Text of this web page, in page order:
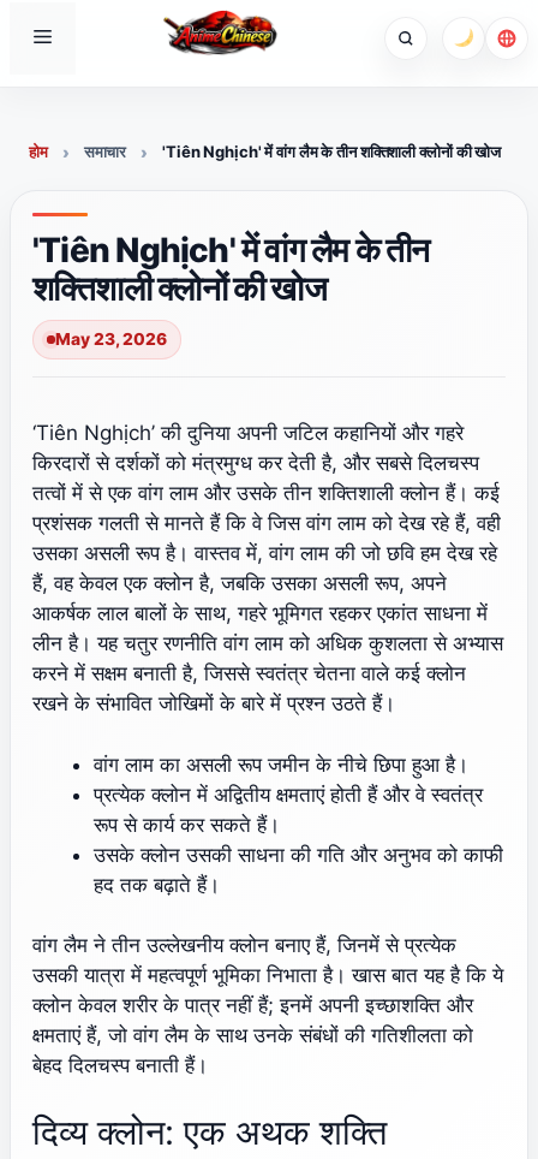
Menu
होम समाचार 'Tiên Nghịch' में वांग लैम के तीन शक्तिशाली क्लोनों की खोज
'Tiên Nghịch' में वांग लैम के तीन
शक्तिशाली क्लोनों की खोज
May 23, 2026
‘Tiên Nghịch’ की दुनिया अपनी जटिल कहानियों और गहरे
किरदारों से दर्शकों को मंत्रमुग्ध कर देती है, और सबसे दिलचस्प
तत्वों में से एक वांग लाम और उसके तीन शक्तिशाली क्लोन हैं। कई
प्रशंसक गलती से मानते हैं कि वे जिस वांग लाम को देख रहे हैं, वही
उसका असली रूप है। वास्तव में, वांग लाम की जो छवि हम देख रहे
हैं, वह केवल एक क्लोन है, जबकि उसका असली रूप, अपने
आकर्षक लाल बालों के साथ, गहरे भूमिगत रहकर एकांत साधना में
लीन है। यह चतुर रणनीति वांग लाम को अधिक कुशलता से अभ्यास
करने में सक्षम बनाती है, जिससे स्वतंत्र चेतना वाले कई क्लोन
रखने के संभावित जोखिमों के बारे में प्रश्न उठते हैं।
वांग लाम का असली रूप जमीन के नीचे छिपा हुआ है।
प्रत्येक क्लोन में अद्वितीय क्षमताएं होती हैं और वे स्वतंत्र
रूप से कार्य कर सकते हैं।
उसके क्लोन उसकी साधना की गति और अनुभव को काफी
हद तक बढ़ाते हैं।
वांग लैम ने तीन उल्लेखनीय क्लोन बनाए हैं, जिनमें से प्रत्येक
उसकी यात्रा में महत्वपूर्ण भूमिका निभाता है। खास बात यह है कि ये
क्लोन केवल शरीर के पात्र नहीं हैं; इनमें अपनी इच्छाशक्ति और
क्षमताएं हैं, जो वांग लैम के साथ उनके संबंधों की गतिशीलता को
बेहद दिलचस्प बनाती हैं।
दिव्य क्लोन: एक अथक शक्ति